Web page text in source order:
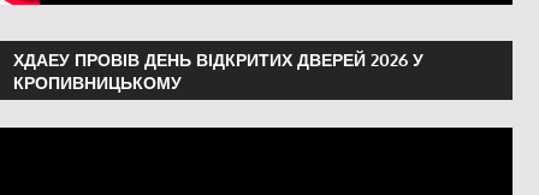
ХДАЕУ ПРОВІВ ДЕНЬ ВІДКРИТИХ ДВЕРЕЙ 2026 У
КРОПИВНИЦЬКОМУ